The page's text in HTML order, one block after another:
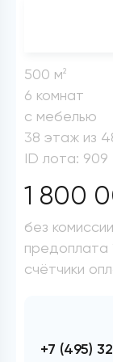
500 м2
6 комнат
с мебелью
38 этаж из
ID лота: 909
1 800
без
предоплата
счётчики
+7 (495)